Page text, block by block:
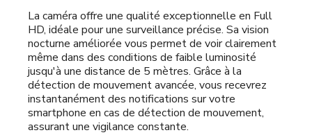
La caméra offre une qualité exceptionnelle en Full
HD, idéale pour une surveillance précise. Sa vision
nocturne améliorée vous permet de voir clairement
même dans des conditions de faible luminosité
jusqu'à une distance de 5 mètres. Grâce à la
détection de mouvement avancée, vous recevrez
instantanément des notifications sur votre
smartphone en cas de détection de mouvement,
assurant une vigilance constante.